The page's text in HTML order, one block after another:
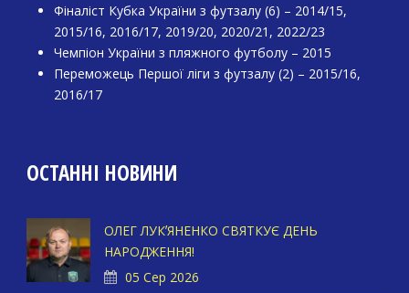
Фіналіст Кубка України з футзалу (6) – 2014/15,
2015/16, 2016/17, 2019/20, 2020/21, 2022/23
Чемпіон України з пляжного футболу – 2015
Переможець Першої ліги з футзалу (2) – 2015/16,
2016/17
ОСТАННІ НОВИНИ
ОЛЕГ ЛУКʼЯНЕНКО СВЯТКУЄ ДЕНЬ
НАРОДЖЕННЯ!
05 Сер 2026